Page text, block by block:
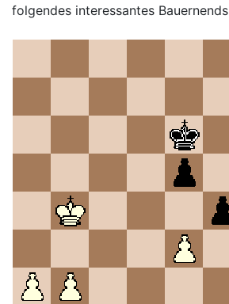
folgendes interessantes